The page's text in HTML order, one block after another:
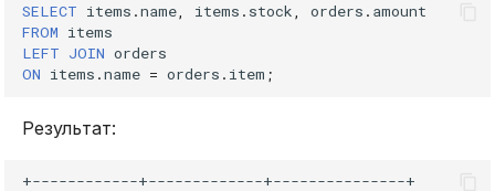
SELECT items .name, items . stock, orders . amount
FROM items
LEFT JOIN orders
ON items .name = orders . item ;
Результат: